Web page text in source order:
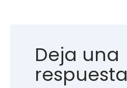
Deja una
respuesta